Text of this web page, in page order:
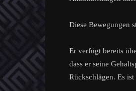
Diese Bewegungen
Er verfügt bereits
dass er seine
Rückschlägen. Es